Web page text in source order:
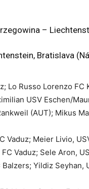
–
Bratislava
Lo Russo Lorenzo FC
USV Eschen/
(AUT); Mikus
Vaduz; Meier Livio,
Vaduz; Sele Aron,
Yildiz Seyhan,